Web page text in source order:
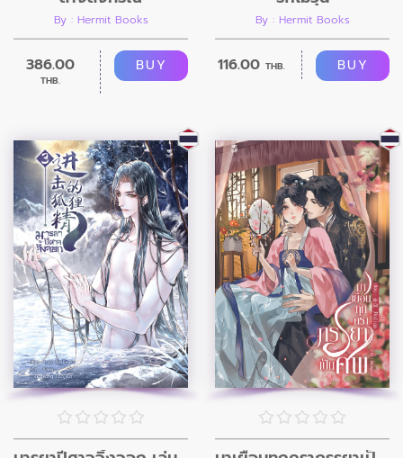
By : Hermit Books
386.00
THB.
BUY
By : Hermit Books
116.00 THB. BUY